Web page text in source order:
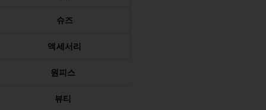
슈즈
액세서리
원피스
뷰티